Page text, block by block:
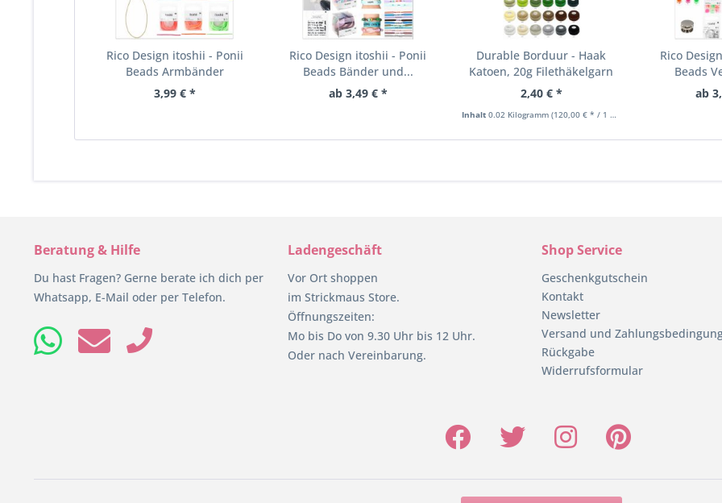
Rico Design itoshii - Ponii
Beads Armbänder
3,99 € *
Rico Design itoshii - Ponii
Beads Bänder und...
ab 3,49 € *
Durable Borduur - Haak
Katoen, 20g Filethäkelgarn
2,40 € *
Inhalt0.02 Kilogramm(120,00 € * / 1 Kilogramm)
Rico
Beads
ab
Beratung & Hilfe
Du hast Fragen? Gerne berate ich dich per
Whatsapp, E-Mail oder per Telefon.
Ladengeschäft
Vor Ort shoppen
im Strickmaus Store.
Öffnungszeiten:
Mo bis Do von 9.30 Uhr bis 12 Uhr.
Oder nach Vereinbarung.
Shop Service
Geschenkgutschein
Kontakt
Newsletter
Versand und
Rückgabe
Widerrufsformular